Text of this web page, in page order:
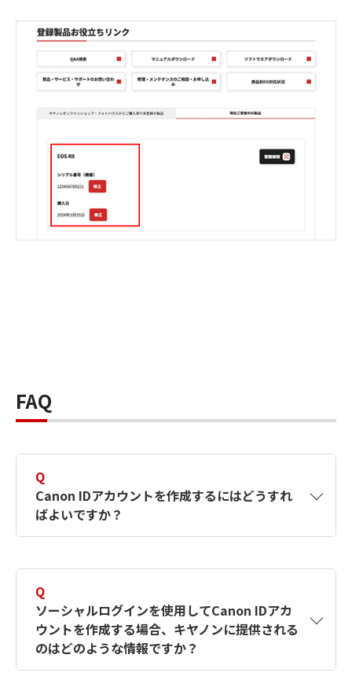
FAQ
Q
Canon IDアカウントを作成するにはどうすれ
ばよいですか？
す。詳しい作成方法は【カメラ】Canon IDとは
何ですか？Canon IDの作成方法は？をご確認く
ださい。
Q
ソーシャルログインを使用してCanon IDアカ
ウントを作成する場合、キヤノンに提供される
のはどのような情報ですか？